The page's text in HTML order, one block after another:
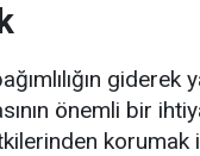
giderek
önemli bir